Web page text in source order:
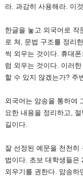
라. 과감히 사용해라. 이
한글을 놓고 외국어로 작
로 쳐, 문법 구조를 정리
씩 외우는 것이다. 휴대
럼 외우는 것이다. 이러
할 수 있지 않겠는가? 주
외국어는 암송을 통하여
요한 내용을 정리하고,
길이다.
잘 선정된 예문을 천천히
법이다. 초보 대학생들은
외우기를 권한다. 암송하